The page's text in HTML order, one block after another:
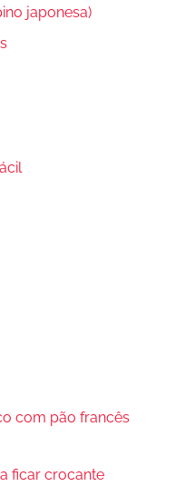
japonesa)
com pão francês
ficar crocante